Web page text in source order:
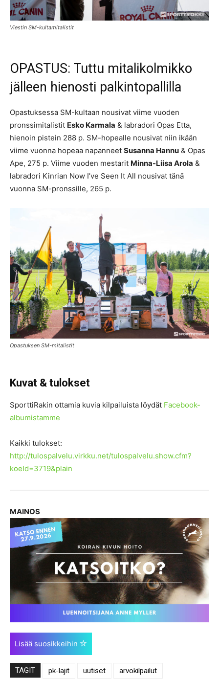
Viestin SM-kultamitalistit
OPASTUS: Tuttu mitalikolmikko
jälleen hienosti palkintopallilla
Opastuksessa SM-kultaan nousivat viime vuoden
pronssimitalistit Esko Karmala & labradori Opas Etta,
hienoin pistein 288 p. SM-hopealle nousivat niin ikään
viime vuonna hopeaa napanneet Susanna Hannu & Opas
Ape, 275 p. Viime vuoden mestarit Minna-Liisa Arola &
labradori Kinrian Now I’ve Seen It All nousivat tänä
vuonna SM-pronssille, 265 p.
Opastuksen SM-mitalistit
Kuvat & tulokset
SporttiRakin ottamia kuvia kilpailuista löydät Facebook-
albumistamme
Kaikki tulokset:
http://tulospalvelu.virkku.net/tulospalvelu.show.cfm?
koeId=3719&plain
MAINOS
Lisää suosikkeihin
TAGIT pk-lajit uutiset arvokilpailut